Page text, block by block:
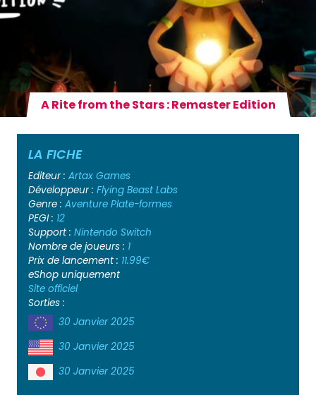
A Rite from the Stars : Remaster Edition
LA FICHE
Editeur : Artax Games
Développeur : Flying Beast Labs
Genre : Aventure Plate-formes
PEGI : 12
Support : Nintendo Switch
Nombre de joueurs : 1
Prix de lancement : 11.99€
eShop uniquement
Site officiel
Sorties :
30 Janvier 2025
30 Janvier 2025
30 Janvier 2025